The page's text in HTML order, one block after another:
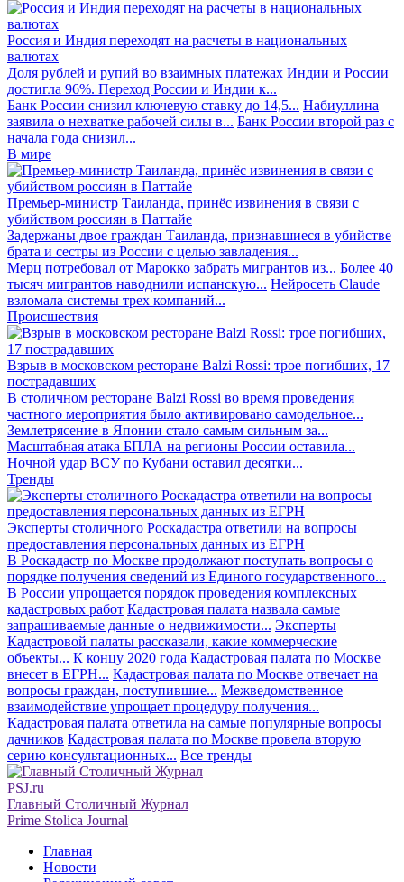
Россия и Индия переходят на расчеты в национальных
валютах
Доля рублей и рупий во взаимных платежах Индии и России
достигла 96%. Переход России и Индии к...
Банк России снизил ключевую ставку до 14,5... Набиуллина
заявила о нехватке рабочей силы в... Банк России второй раз с
начала года снизил...
В мире
Премьер-министр Таиланда, принёс извинения в связи с
убийством россиян в Паттайе
Задержаны двое граждан Таиланда, признавшиеся в убийстве
брата и сестры из России с целью завладения...
Мерц потребовал от Марокко забрать мигрантов из... Более 40
тысяч мигрантов наводнили испанскую... Нейросеть Claude
взломала системы трех компаний...
Происшествия
Взрыв в московском ресторане Balzi Rossi: трое погибших, 17
пострадавших
В столичном ресторане Balzi Rossi во время проведения
частного мероприятия было активировано самодельное...
Землетрясение в Японии стало самым сильным за...
Масштабная атака БПЛА на регионы России оставила...
Ночной удар ВСУ по Кубани оставил десятки...
Тренды
Эксперты столичного Роскадастра ответили на вопросы
предоставления персональных данных из ЕГРН
В Роскадастр по Москве продолжают поступать вопросы о
порядке получения сведений из Единого государственного...
В России упрощается порядок проведения комплексных
кадастровых работ Кадастровая палата назвала самые
запрашиваемые данные о недвижимости... Эксперты
Кадастровой палаты рассказали, какие коммерческие
объекты... К концу 2020 года Кадастровая палата по Москве
внесет в ЕГРН... Кадастровая палата по Москве отвечает на
вопросы граждан, поступившие... Межведомственное
взаимодействие упрощает процедуру получения...
Кадастровая палата ответила на самые популярные вопросы
дачников Кадастровая палата по Москве провела вторую
серию консультационных... Все тренды
PSJ.ru
Главный Столичный Журнал
Prime Stolica Journal
Главная
Новости